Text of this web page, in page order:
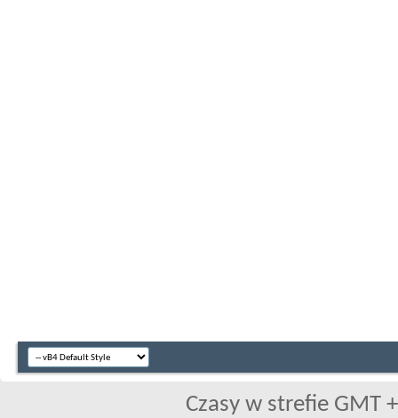
Czasy w strefie GMT